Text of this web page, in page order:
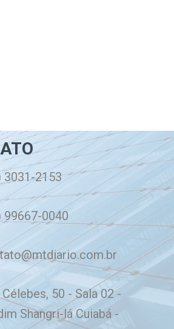
3031-2153
99667-0040
Célebes, 50 - Sala 02 -
Shangri-lá Cuiabá -